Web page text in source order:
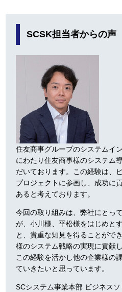
SCSK担当者からの声
住友商事グループのシステムイ
にわたり住友商事様のシステム
だいております。この経験は、
プロジェクトに参画し、成功に
あると考えております。
今回の取り組みは、弊社にとっ
が、小川様、平松様をはじめと
と、貴重な知見を得ることがで
様のシステム戦略の実現に貢献
この経験を活かし他の企業様の
ていきたいと思っています。
SCシステム事業本部 ビジネス